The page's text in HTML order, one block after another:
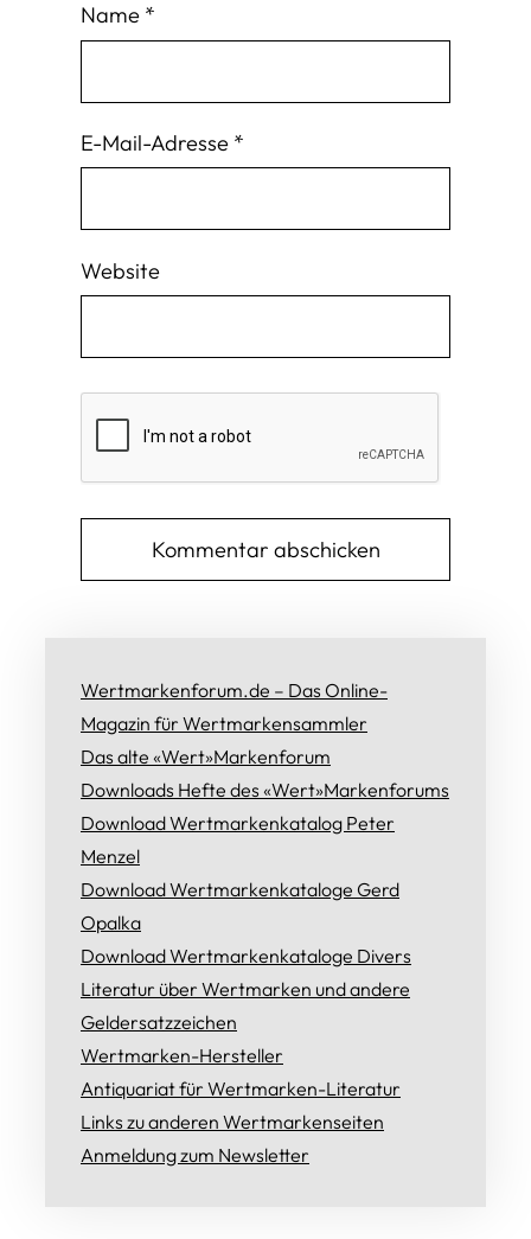
Name *
E-Mail-Adresse *
Website
Wertmarkenforum.de – Das Online-
Magazin für Wertmarkensammler
Das alte «Wert»Markenforum
Downloads Hefte des «Wert»Markenforums
Download Wertmarkenkatalog Peter
Menzel
Download Wertmarkenkataloge Gerd
Opalka
Download Wertmarkenkataloge Divers
Literatur über Wertmarken und andere
Geldersatzzeichen
Wertmarken-Hersteller
Antiquariat für Wertmarken-Literatur
Links zu anderen Wertmarkenseiten
Anmeldung zum Newsletter